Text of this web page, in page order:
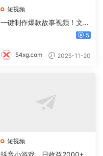
短视频
一键制作爆款故事视频！文字
秒变YouTube自动发布的傻瓜
5
54xg.com 2025-11-20
短视频
抖音小游戏，日收益2000+暴